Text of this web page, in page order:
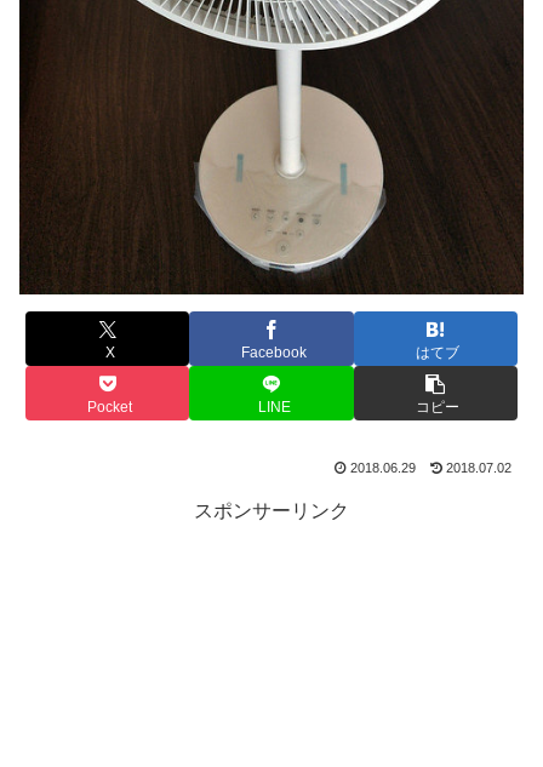
X Facebook はてブ
Pocket LINE コピー
2018.06.29 2018.07.02
スポンサーリンク